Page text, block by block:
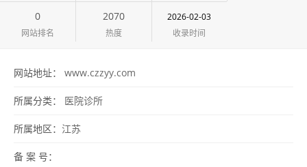
0
网站排名
2070
热度
2026-02-03
收录时间
网站地址： www.czzyy.com
所属分类： 医院诊所
所属地区： 江苏
备 案 号：